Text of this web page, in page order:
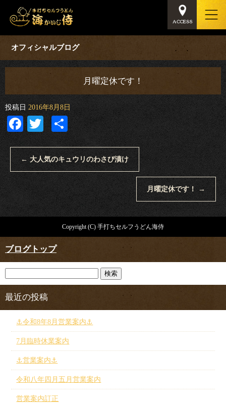
オフィシャルブログ
月曜定休です！
投稿日 2016年8月8日
Facebook
Twitter
有
← 大人気のキュウリのわさび漬け
月曜定休です！ →
Copyright (C) 手打ちセルフうどん海侍
ブログトップ
最近の投稿
⚓︎令和8年8月営業案内⚓︎
7月臨時休業案内
⚓︎営業案内⚓︎
令和八年四月五月営業案内
営業案内訂正